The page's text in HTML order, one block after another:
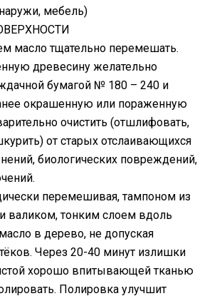
мебель)
масло тщательно перемешать.
древесину желательно
бумагой № 180 – 240 и
окрашенную или пораженную
очистить (отшлифовать,
от старых отслаивающихся
биологических повреждений,
перемешивая, тампоном из
валиком, тонким слоем вдоль
в дерево, не допуская
Через 20-40 минут излишки
хорошо впитывающей тканью
Полировка улучшит